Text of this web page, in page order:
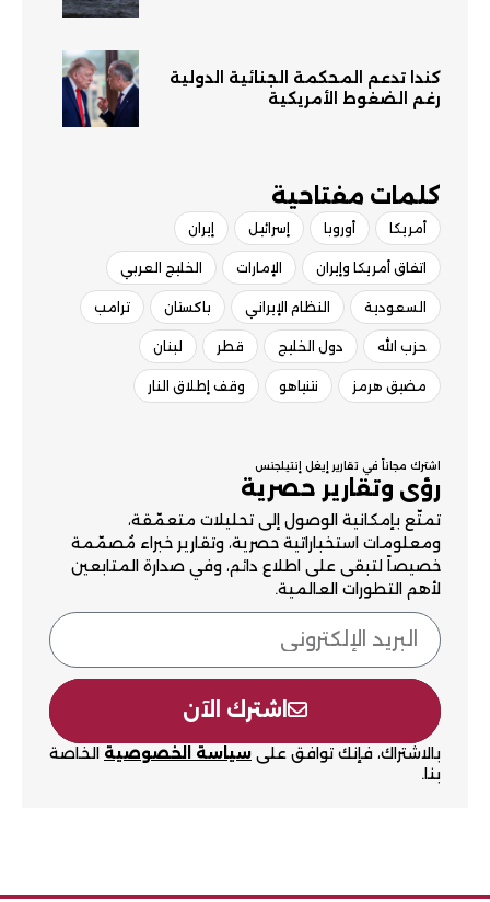
كندا تدعم المحكمة الجنائية الدولية
رغم الضغوط الأمريكية
كلمات مفتاحية​
أمريكا أوروبا إسرائيل إيران
اتفاق أمريكا وإيران الإمارات الخليج العربي
السعودية النظام الإيراني باكستان ترامب
حزب الله دول الخليج قطر لبنان
مضيق هرمز نتنياهو وقف إطلاق النار
اشترك مجاناً في تقارير إيغل إنتيلجنس
رؤى وتقارير حصرية
تمتّع بإمكانية الوصول إلى تحليلات متعمّقة،
ومعلومات استخباراتية حصرية، وتقارير خبراء مُصمّمة
خصيصاً لتبقى على اطلاع دائم، وفي صدارة المتابعين
لأهم التطورات العالمية.
اشترك الآن
بالاشتراك، فإنك توافق على سياسة الخصوصية الخاصة
بنا.